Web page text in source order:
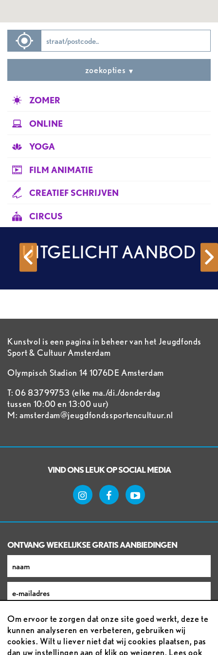
zoekopties
ZOMER
ONLINE
YOGA
FILM ANIMATIE
CREATIEF SCHRIJVEN
CIRCUS
UITGELICHT AANBOD
Kunstvol is een pagina in beheer van het Jeugdfonds
Sport & Cultuur Amsterdam
Olympisch Stadion 14 1076DE Amsterdam
T: 06 83799753 (elke ma./di./donderdag
tussen 10:00 en 13:00 uur)
M: amsterdam@jeugdfondssportencultuur.nl
VIND ONS LEUK OP SOCIAL MEDIA
ONTVANG WEKELIJKSE GRATIS AANBIEDINGEN
Om ervoor te zorgen dat onze site goed werkt, deze te
kunnen analyseren en verbeteren, gebruiken wij
cookies. Wilt u liever niet dat wij cookies plaatsen, pas
dan uw instellingen aan of klik op weigeren. Lees ook